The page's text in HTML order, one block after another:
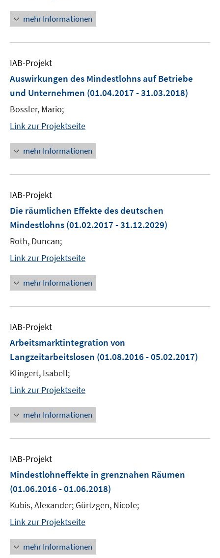
mehr Informationen
IAB-Projekt
Auswirkungen des Mindestlohns auf Betriebe
und Unternehmen (01.04.2017 - 31.03.2018)
Bossler, Mario;
Link zur Projektseite
mehr Informationen
IAB-Projekt
Die räumlichen Effekte des deutschen
Mindestlohns (01.02.2017 - 31.12.2029)
Roth, Duncan;
Link zur Projektseite
mehr Informationen
IAB-Projekt
Arbeitsmarktintegration von
Langzeitarbeitslosen (01.08.2016 - 05.02.2017)
Klingert, Isabell;
Link zur Projektseite
mehr Informationen
IAB-Projekt
Mindestlohneffekte in grenznahen Räumen
(01.06.2016 - 01.06.2018)
Kubis, Alexander; Gürtzgen, Nicole;
Link zur Projektseite
mehr Informationen